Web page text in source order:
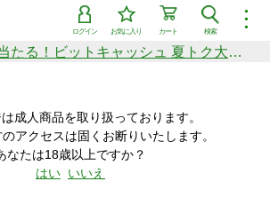
︙
検索
カート
お気に入り
ログイン
シリーズ
品
新着セール中商品
探す
総額50万円分が当たる！ビットキャッシュ 夏トク大感謝祭
成人商品を取り扱っております。
アクセスは固くお断りいたします。
なたは18歳以上ですか？
はい いいえ